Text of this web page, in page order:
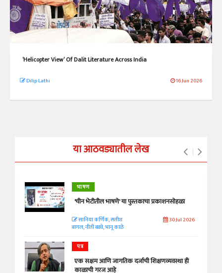
‘Helicopter View’ Of Dalit Literature Across India
Dilip Lathi 16 Jun 2026
या आठवड्यातील लेख
भाषण
'चीन भेटीतील भाषणे' या पुस्तकाचा प्रकाशनसोहळा
सानिया कर्णिक, सतीश
बागल, नीती बडवे, भानू काळे
30 Jul 2026
पत्र
एक सक्षम आणि जागतिक दर्जाची शिक्षणव्यवस्था ही
काळाची गरज आहे